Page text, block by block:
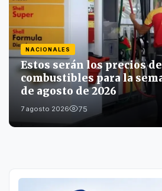
NACIONALES
Estos serán los precios
combustibles para la
de agosto de 2026
7 agosto 2026 75